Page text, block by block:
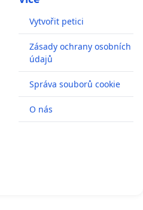
Vytvořit petici
Zásady ochrany osobních
údajů
Správa souborů cookie
O nás